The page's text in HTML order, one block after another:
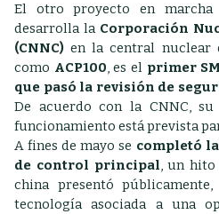
El otro proyecto en
desarrolla la Corporación
(CNNC) en la central nuclear
como ACP100, es el primer
que pasó la revisión de
De acuerdo con la CNNC,
funcionamiento está prevista
A fines de mayo se completó
de control principal, un hito
china presentó
tecnología asociada a una